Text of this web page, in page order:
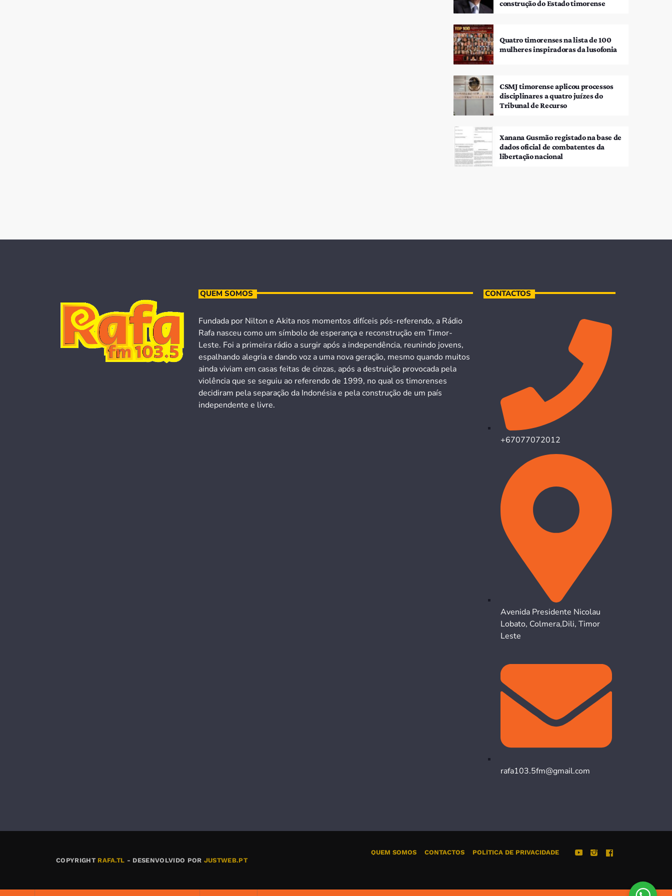
construção do Estado timorense
Quatro timorenses na lista de 100
mulheres inspiradoras da lusofonia
CSMJ timorense aplicou processos
disciplinares a quatro juízes do
Tribunal de Recurso
Xanana Gusmão registado na base de
dados oficial de combatentes da
libertação nacional
QUEM SOMOS
Fundada por Nilton e Akita nos momentos difíceis pós-referendo, a Rádio
Rafa nasceu como um símbolo de esperança e reconstrução em Timor-
Leste. Foi a primeira rádio a surgir após a independência, reunindo jovens,
espalhando alegria e dando voz a uma nova geração, mesmo quando muitos
ainda viviam em casas feitas de cinzas, após a destruição provocada pela
violência que se seguiu ao referendo de 1999, no qual os timorenses
decidiram pela separação da Indonésia e pela construção de um país
independente e livre.
CONTACTOS
+67077072012
Avenida Presidente Nicolau
Lobato, Colmera,Dili, Timor
Leste
rafa103.5fm@gmail.com
COPYRIGHT RAFA.TL - DESENVOLVIDO POR JUSTWEB.PT
QUEM SOMOS CONTACTOS POLÍTICA DE PRIVACIDADE